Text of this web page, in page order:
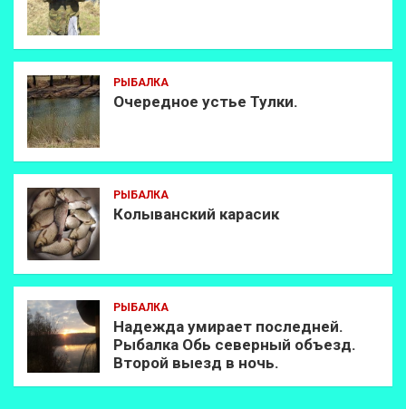
РЫБАЛКА
Очередное устье Тулки.
РЫБАЛКА
Колыванский карасик
РЫБАЛКА
Надежда умирает последней.
Рыбалка Обь северный объезд.
Второй выезд в ночь.